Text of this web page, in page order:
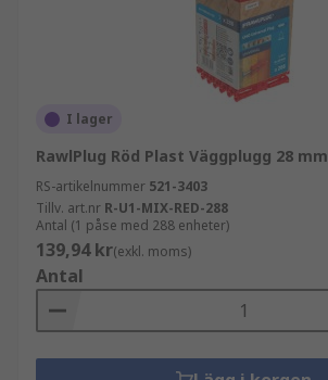
I lager
RawlPlug Röd Plast Väggplugg 28 mm
RS-artikelnummer 521-3403
Tillv. art.nr R-U1-MIX-RED-288
Antal (1 påse med 288 enheter)
139,94 kr(exkl. moms)
Antal